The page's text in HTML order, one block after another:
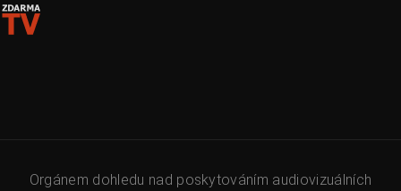
Orgánem dohledu nad poskytováním audiovizuálních